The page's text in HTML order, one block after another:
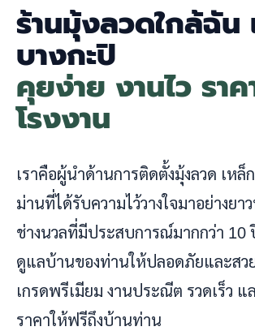
ร้านมุ้งลวดใกล้ฉัน
บางกะปิ
คุยง่าย งานไว ราค
โรงงาน
เราคือผู้นำด้านการติดตั้งมุ้งลวด เหล็
ม่านที่ได้รับความไว้วางใจมาอย่างยา
ช่างนวลที่มีประสบการณ์มากกว่า 10
ดูแลบ้านของท่านให้ปลอดภัยและสว
เกรดพรีเมียม งานประณีต รวดเร็ว แ
ราคาให้ฟรีถึงบ้านท่าน